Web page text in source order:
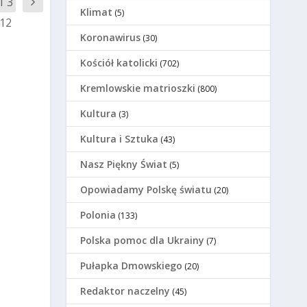
12
Klimat (5)
Koronawirus (30)
Kościół katolicki (702)
Kremlowskie matrioszki (800)
Kultura (3)
Kultura i Sztuka (43)
Nasz Piękny Świat (5)
Opowiadamy Polskę światu (20)
Polonia (133)
Polska pomoc dla Ukrainy (7)
Pułapka Dmowskiego (20)
Redaktor naczelny (45)